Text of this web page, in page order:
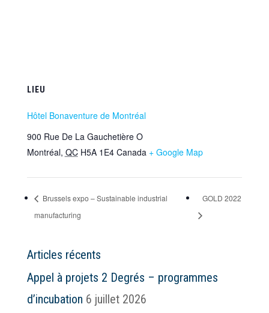
LIEU
Hôtel Bonaventure de Montréal
900 Rue De La Gauchetière O
Montréal, QC H5A 1E4 Canada + Google Map
Brussels expo – Sustainable industrial
manufacturing
GOLD 2022
Articles récents
Appel à projets 2 Degrés – programmes
d’incubation 6 juillet 2026